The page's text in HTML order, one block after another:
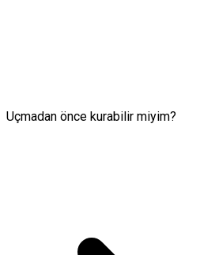
Uçmadan önce kurabilir miyim?